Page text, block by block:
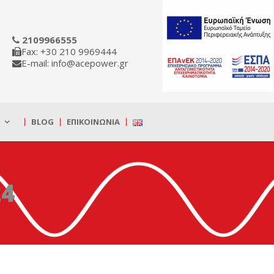
2109966555
Fax: +30 210 9969444
E-mail: info@acepower.gr
BLOG ΕΠΙΚΟΙΝΩΝΊΑ